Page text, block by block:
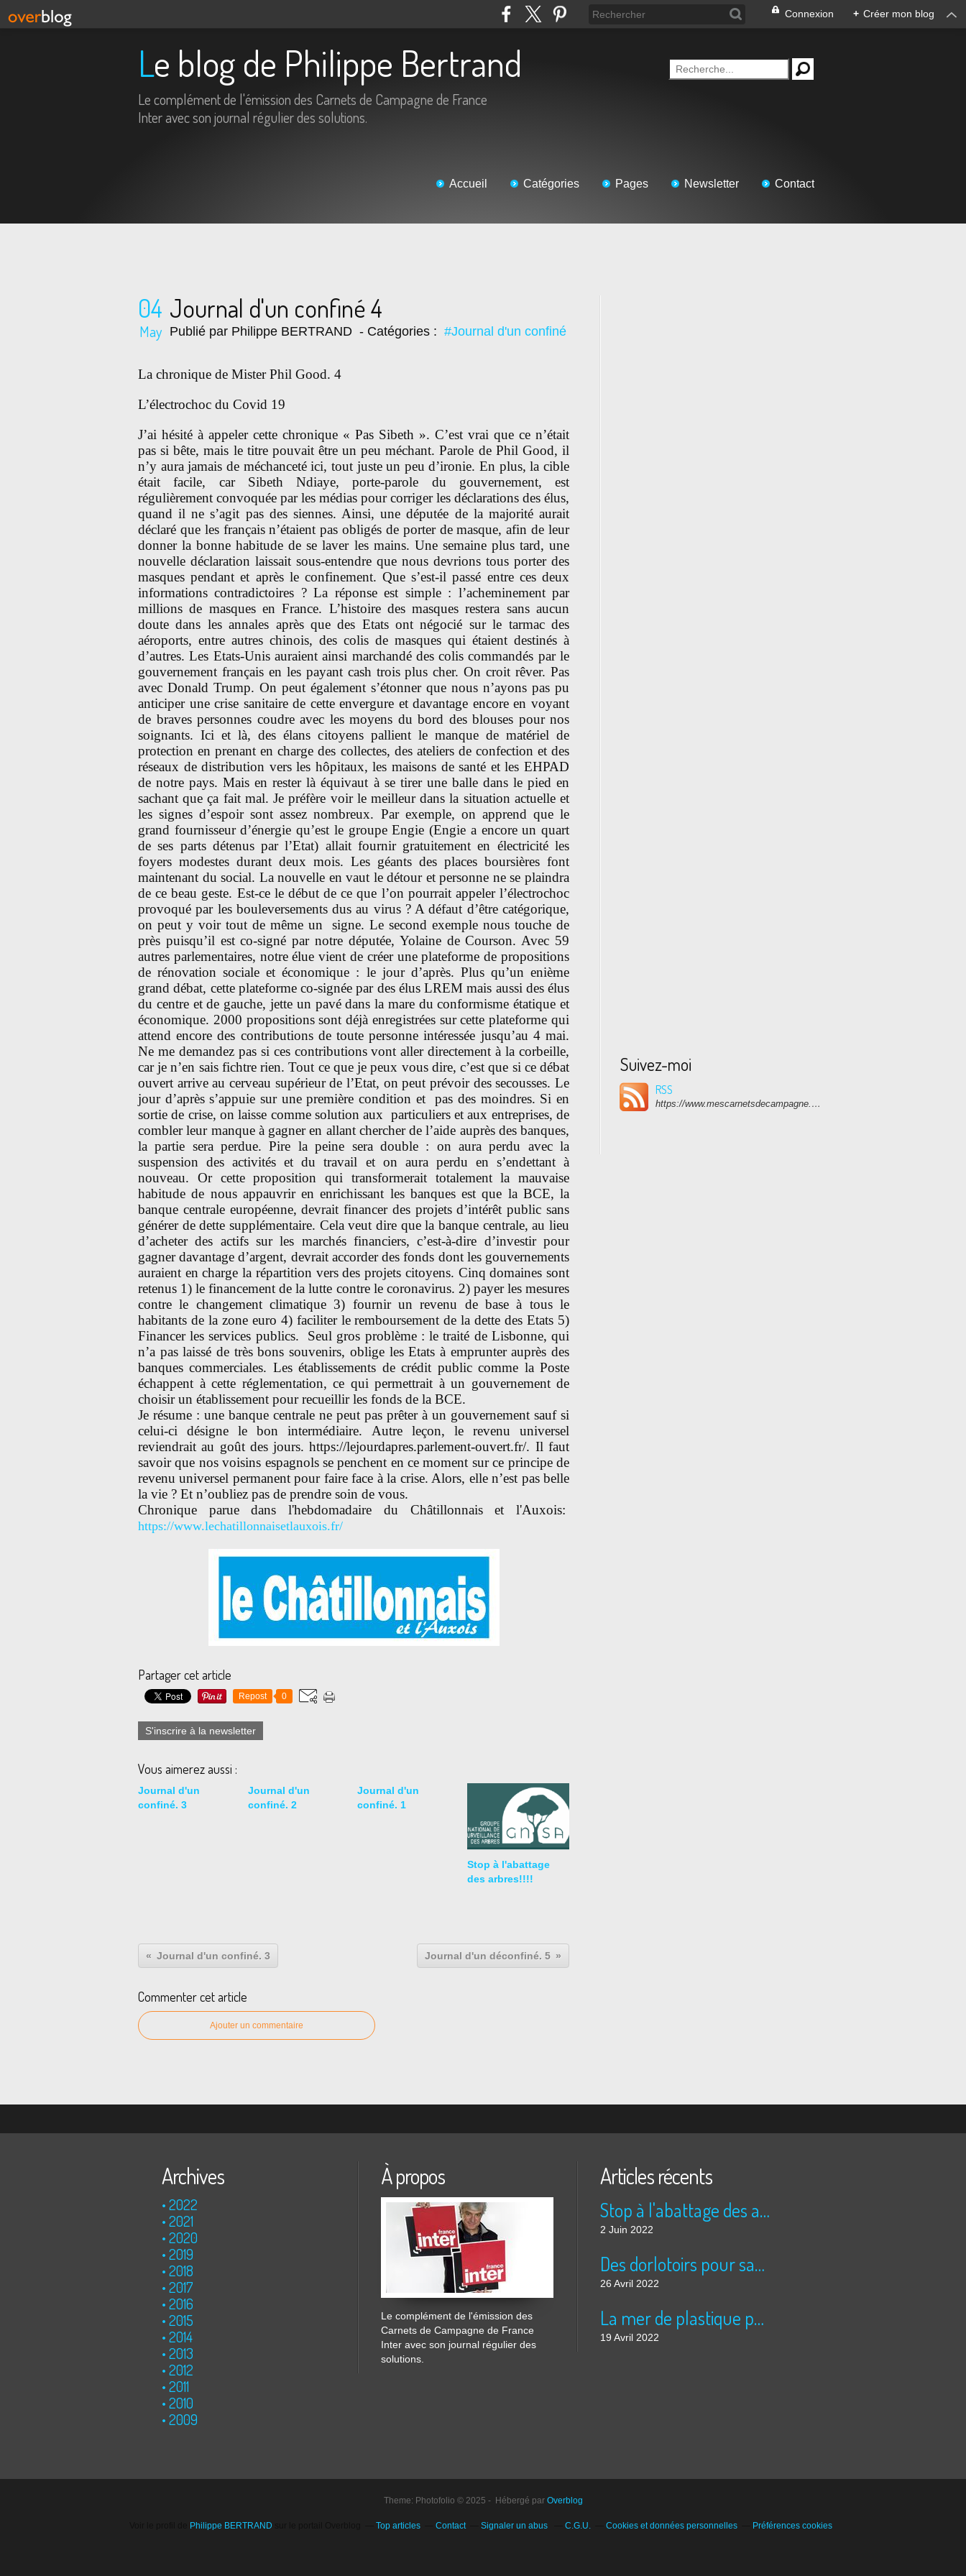
Connexion + Créer mon blog
Le blog de Philippe Bertrand
Le complément de l'émission des Carnets de Campagne de France
Inter avec son journal régulier des solutions.
Accueil Catégories Pages Newsletter Contact
04
May
Journal d'un confiné 4
Publié par Philippe BERTRAND - Catégories : #Journal d'un confiné
La chronique de Mister Phil Good. 4
L’électrochoc du Covid 19
J’ai hésité à appeler cette chronique « Pas Sibeth ». C’est vrai que ce n’était
pas si bête, mais le titre pouvait être un peu méchant. Parole de Phil Good, il
n’y aura jamais de méchanceté ici, tout juste un peu d’ironie. En plus, la cible
était facile, car Sibeth Ndiaye, porte-parole du gouvernement, est
régulièrement convoquée par les médias pour corriger les déclarations des élus,
quand il ne s’agit pas des siennes. Ainsi, une députée de la majorité aurait
déclaré que les français n’étaient pas obligés de porter de masque, afin de leur
donner la bonne habitude de se laver les mains. Une semaine plus tard, une
nouvelle déclaration laissait sous-entendre que nous devrions tous porter des
masques pendant et après le confinement. Que s’est-il passé entre ces deux
informations contradictoires ? La réponse est simple : l’acheminement par
millions de masques en France. L’histoire des masques restera sans aucun
doute dans les annales après que des Etats ont négocié sur le tarmac des
aéroports, entre autres chinois, des colis de masques qui étaient destinés à
d’autres. Les Etats-Unis auraient ainsi marchandé des colis commandés par le
gouvernement français en les payant cash trois plus cher. On croit rêver. Pas
avec Donald Trump. On peut également s’étonner que nous n’ayons pas pu
anticiper une crise sanitaire de cette envergure et davantage encore en voyant
de braves personnes coudre avec les moyens du bord des blouses pour nos
soignants. Ici et là, des élans citoyens pallient le manque de matériel de
protection en prenant en charge des collectes, des ateliers de confection et des
réseaux de distribution vers les hôpitaux, les maisons de santé et les EHPAD
de notre pays. Mais en rester là équivaut à se tirer une balle dans le pied en
sachant que ça fait mal. Je préfère voir le meilleur dans la situation actuelle et
les signes d’espoir sont assez nombreux. Par exemple, on apprend que le
grand fournisseur d’énergie qu’est le groupe Engie (Engie a encore un quart
de ses parts détenus par l’Etat) allait fournir gratuitement en électricité les
foyers modestes durant deux mois. Les géants des places boursières font
maintenant du social. La nouvelle en vaut le détour et personne ne se plaindra
de ce beau geste. Est-ce le début de ce que l’on pourrait appeler l’électrochoc
provoqué par les bouleversements dus au virus ? A défaut d’être catégorique,
on peut y voir tout de même un signe. Le second exemple nous touche de
près puisqu’il est co-signé par notre députée, Yolaine de Courson. Avec 59
autres parlementaires, notre élue vient de créer une plateforme de propositions
de rénovation sociale et économique : le jour d’après. Plus qu’un enième
grand débat, cette plateforme co-signée par des élus LREM mais aussi des élus
du centre et de gauche, jette un pavé dans la mare du conformisme étatique et
économique. 2000 propositions sont déjà enregistrées sur cette plateforme qui
attend encore des contributions de toute personne intéressée jusqu’au 4 mai.
Ne me demandez pas si ces contributions vont aller directement à la corbeille,
car je n’en sais fichtre rien. Tout ce que je peux vous dire, c’est que si ce débat
ouvert arrive au cerveau supérieur de l’Etat, on peut prévoir des secousses. Le
jour d’après s’appuie sur une première condition et pas des moindres. Si en
sortie de crise, on laisse comme solution aux particuliers et aux entreprises, de
combler leur manque à gagner en allant chercher de l’aide auprès des banques,
la partie sera perdue. Pire la peine sera double : on aura perdu avec la
suspension des activités et du travail et on aura perdu en s’endettant à
nouveau. Or cette proposition qui transformerait totalement la mauvaise
habitude de nous appauvrir en enrichissant les banques est que la BCE, la
banque centrale européenne, devrait financer des projets d’intérêt public sans
générer de dette supplémentaire. Cela veut dire que la banque centrale, au lieu
d’acheter des actifs sur les marchés financiers, c’est-à-dire d’investir pour
gagner davantage d’argent, devrait accorder des fonds dont les gouvernements
auraient en charge la répartition vers des projets citoyens. Cinq domaines sont
retenus 1) le financement de la lutte contre le coronavirus. 2) payer les mesures
contre le changement climatique 3) fournir un revenu de base à tous le
habitants de la zone euro 4) faciliter le remboursement de la dette des Etats 5)
Financer les services publics. Seul gros problème : le traité de Lisbonne, qui
n’a pas laissé de très bons souvenirs, oblige les Etats à emprunter auprès des
banques commerciales. Les établissements de crédit public comme la Poste
échappent à cette réglementation, ce qui permettrait à un gouvernement de
choisir un établissement pour recueillir les fonds de la BCE.
Je résume : une banque centrale ne peut pas prêter à un gouvernement sauf si
celui-ci désigne le bon intermédiaire. Autre leçon, le revenu universel
reviendrait au goût des jours. https://lejourdapres.parlement-ouvert.fr/. Il faut
savoir que nos voisins espagnols se penchent en ce moment sur ce principe de
revenu universel permanent pour faire face à la crise. Alors, elle n’est pas belle
la vie ? Et n’oubliez pas de prendre soin de vous.
Chronique parue dans l'hebdomadaire du Châtillonnais et l'Auxois:
https://www.lechatillonnaisetlauxois.fr/
Partager cet article
Repost 0
S'inscrire à la newsletter
Vous aimerez aussi :
Journal d'un
confiné. 3
Journal d'un
confiné. 2
Journal d'un
confiné. 1
Stop à l'abattage
des arbres!!!!
Journal d'un confiné. 3 Journal d'un déconfiné. 5
Commenter cet article
Ajouter un commentaire
Suivez-moi
RSS
https://www.mescarnetsdecampagne.com/rss
Archives
2022
2021
2020
2019
2018
2017
2016
2015
2014
2013
2012
2011
2010
2009
À propos
Le complément de l'émission des
Carnets de Campagne de France
Inter avec son journal régulier des
solutions.
Articles récents
Stop à l'abattage des arbres!!!!
2 Juin 2022
Des dorlotoirs pour sauver les abeilles sauvages....
26 Avril 2022
La mer de plastique pour légumes à échelle inhumaine, à Almeria: 5 fois la superficie de Paris....
19 Avril 2022
Theme: Photofolio © 2025 - Hébergé par Overblog
Philippe BERTRAND Top articles Contact Signaler un abus C.G.U. Cookies et données personnelles Préférences cookies